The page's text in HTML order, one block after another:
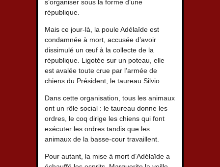
s’organiser sous la forme d’une
république.
Mais ce jour-là, la poule Adélaïde est
condamnée à mort, accusée d’avoir
dissimulé un œuf à la collecte de la
république. Ligotée sur un poteau, elle
est avalée toute crue par l’armée de
chiens du Président, le taureau Silvio.
Dans cette organisation, tous les animaux
ont un rôle social : le taureau donne les
ordres, le coq dirige les chiens qui font
exécuter les ordres tandis que les
animaux de la basse-cour travaillent.
Pour autant, la mise à mort d’Adélaïde a